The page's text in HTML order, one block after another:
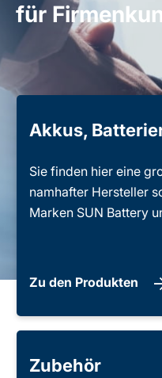
für
Akkus,
Sie finden hier eine
namhafter Hersteller
Marken SUN Battery
Zu den Produkten
Zubehör